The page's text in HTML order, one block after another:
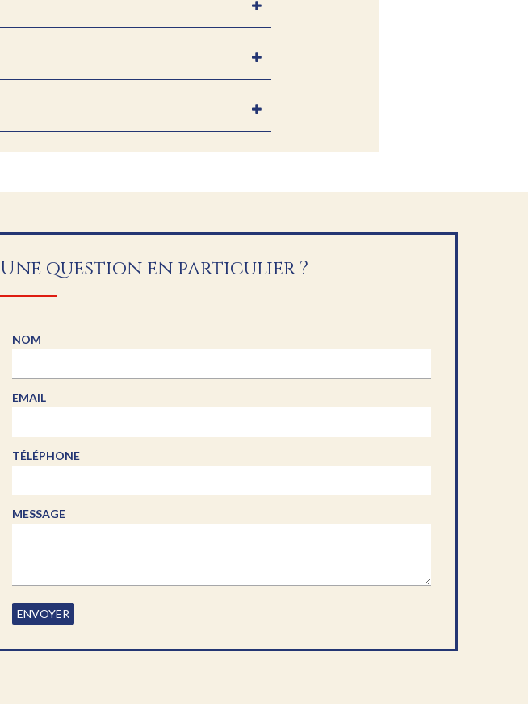
Une question en particulier ?
NOM
EMAIL
TÉLÉPHONE
MESSAGE
ENVOYER